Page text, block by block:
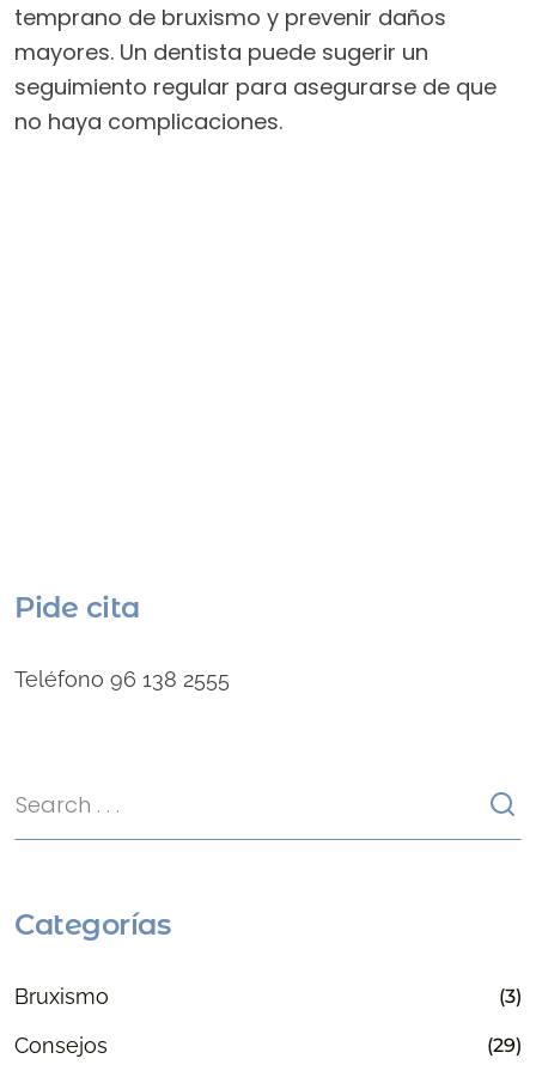
temprano de bruxismo y prevenir daños
mayores. Un dentista puede sugerir un
seguimiento regular para asegurarse de que
no haya complicaciones.
Pide cita
Teléfono 96 138 2555
Categorías
Bruxismo (3)
Consejos (29)